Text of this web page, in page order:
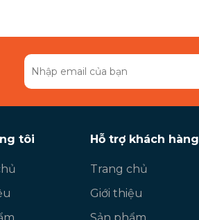
tôi Hỗ trợ khách hàng
Trang chủ
Giới thiệu